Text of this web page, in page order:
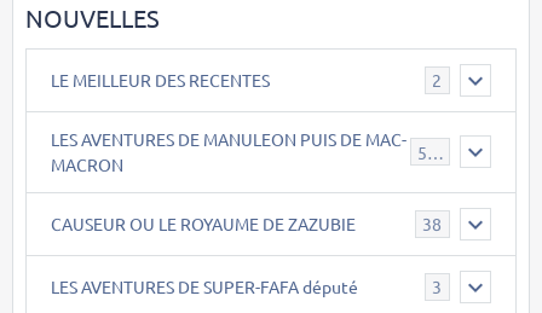
NOUVELLES
LE MEILLEUR DES RECENTES 2
LES AVENTURES DE MANULEON PUIS DE MAC-
MACRON
CAUSEUR OU LE ROYAUME DE ZAZUBIE 38
LES AVENTURES DE SUPER-FAFA député 3